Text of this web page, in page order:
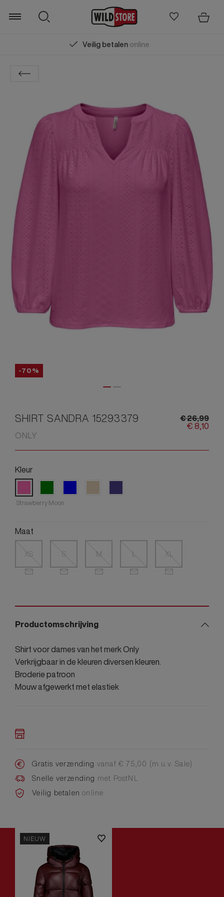
Veilig betalenonline
Zoeken
-70%
SHIRT SANDRA 15293379
ONLY
€26,99
€8,10
Kleur
Strawberry Moon
Maat
XS S M L XL
Productomschrijving
Shirt voor dames van het merk Only
Verkrijgbaar in de kleuren diversen kleuren.
Broderie patroon
Mouw afgewerkt met elastiek
Gratis verzending vanaf € 75,00 (m.u.v. Sale)
Snelle verzending met PostNL
Veilig betalenonline
NIEUW